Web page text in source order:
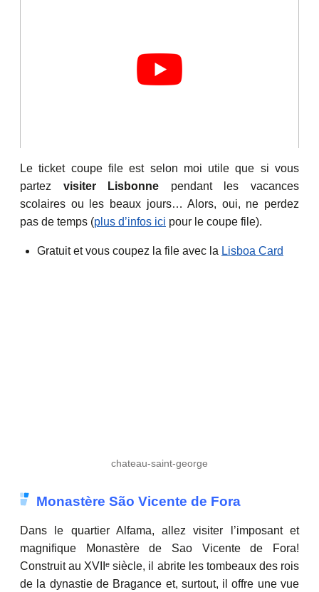
Le ticket coupe file est selon moi utile que si vous
partez visiter Lisbonne pendant les vacances
scolaires ou les beaux jours… Alors, oui, ne perdez
pas de temps (plus d’infos ici pour le coupe file).
Gratuit et vous coupez la file avec la Lisboa Card
chateau-saint-george
Monastère São Vicente de Fora
Dans le quartier Alfama, allez visiter l’imposant et
magnifique Monastère de Sao Vicente de Fora!
Construit au XVIIᵉ siècle, il abrite les tombeaux des rois
de la dynastie de Bragance et, surtout, il offre une vue